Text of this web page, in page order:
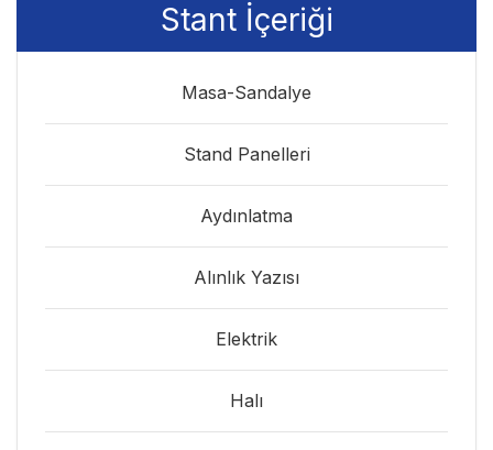
Stant İçeriği
Masa-Sandalye
Stand Panelleri
Aydınlatma
Alınlık Yazısı
Elektrik
Halı